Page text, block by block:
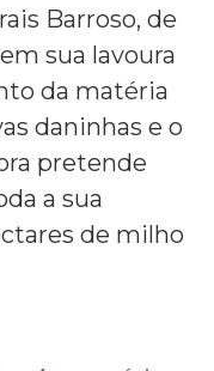
Barroso, de
sua lavoura
da matéria
daninhas e o
pretende
a sua
de milho